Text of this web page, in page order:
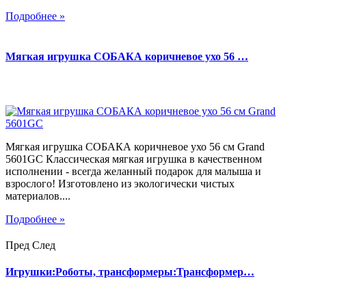
Подробнее »
Мягкая игрушка СОБАКА коричневое ухо 56 …
Мягкая игрушка СОБАКА коричневое ухо 56 см Grand
5601GC Классическая мягкая игрушка в качественном
исполнении - всегда желанный подарок для малыша и
взрослого! Изготовлено из экологически чистых
материалов....
Подробнее »
Пред След
Игрушки:Роботы, трансформеры:Трансформер…